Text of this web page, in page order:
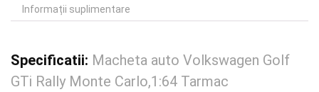
Informații suplimentare
Specificatii: Macheta auto Volkswagen Golf
GTi Rally Monte Carlo,1:64 Tarmac